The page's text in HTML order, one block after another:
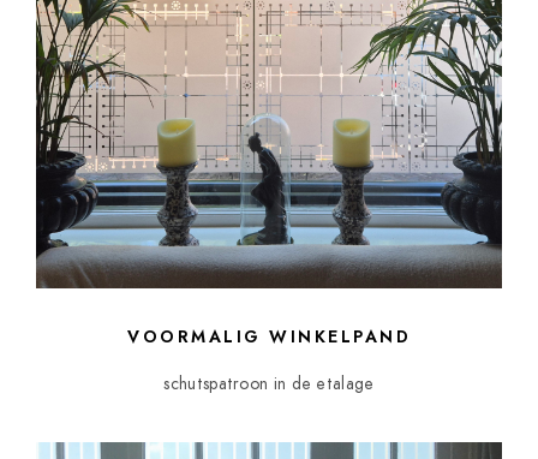
VOORMALIG WINKELPAND
schutspatroon in de etalage